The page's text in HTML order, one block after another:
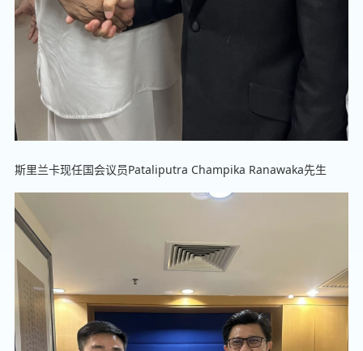
斯里兰卡现任国会议员Pataliputra Champika Ranawaka先生